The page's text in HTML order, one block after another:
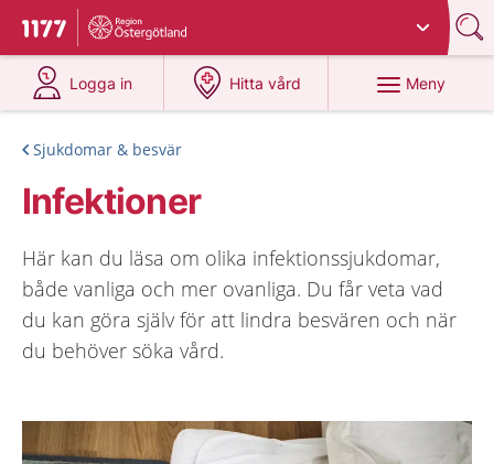
Till startsidan för 1177
Du har valt region
Logga in
på 1177.se
Hitta vård
på 1177.se
Meny
Sjukdomar & besvär
Infektioner
Här kan du läsa om olika infektionssjukdomar,
både vanliga och mer ovanliga. Du får veta vad
du kan göra själv för att lindra besvären och när
du behöver söka vård.